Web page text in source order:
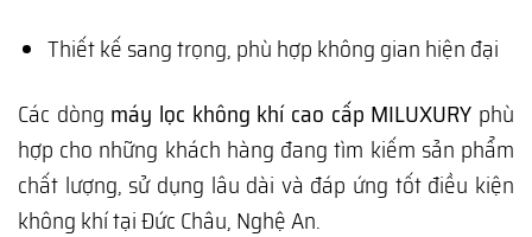
Thiết kế sang trọng, phù hợp không gian hiện đại
Các dòng máy lọc không khí cao cấp MILUXURY phù
hợp cho những khách hàng đang tìm kiếm sản phẩm
chất lượng, sử dụng lâu dài và đáp ứng tốt điều kiện
không khí tại Đức Châu, Nghệ An.